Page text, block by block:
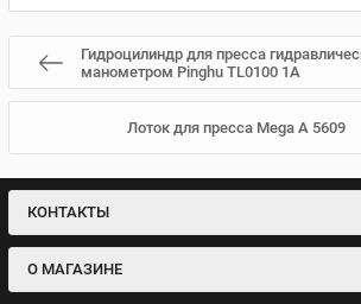
Гидроцилиндр для пресса
манометром Pinghu TL0100 1A
Лоток для пресса Мega А 5609
КОНТАКТЫ
О МАГАЗИНЕ